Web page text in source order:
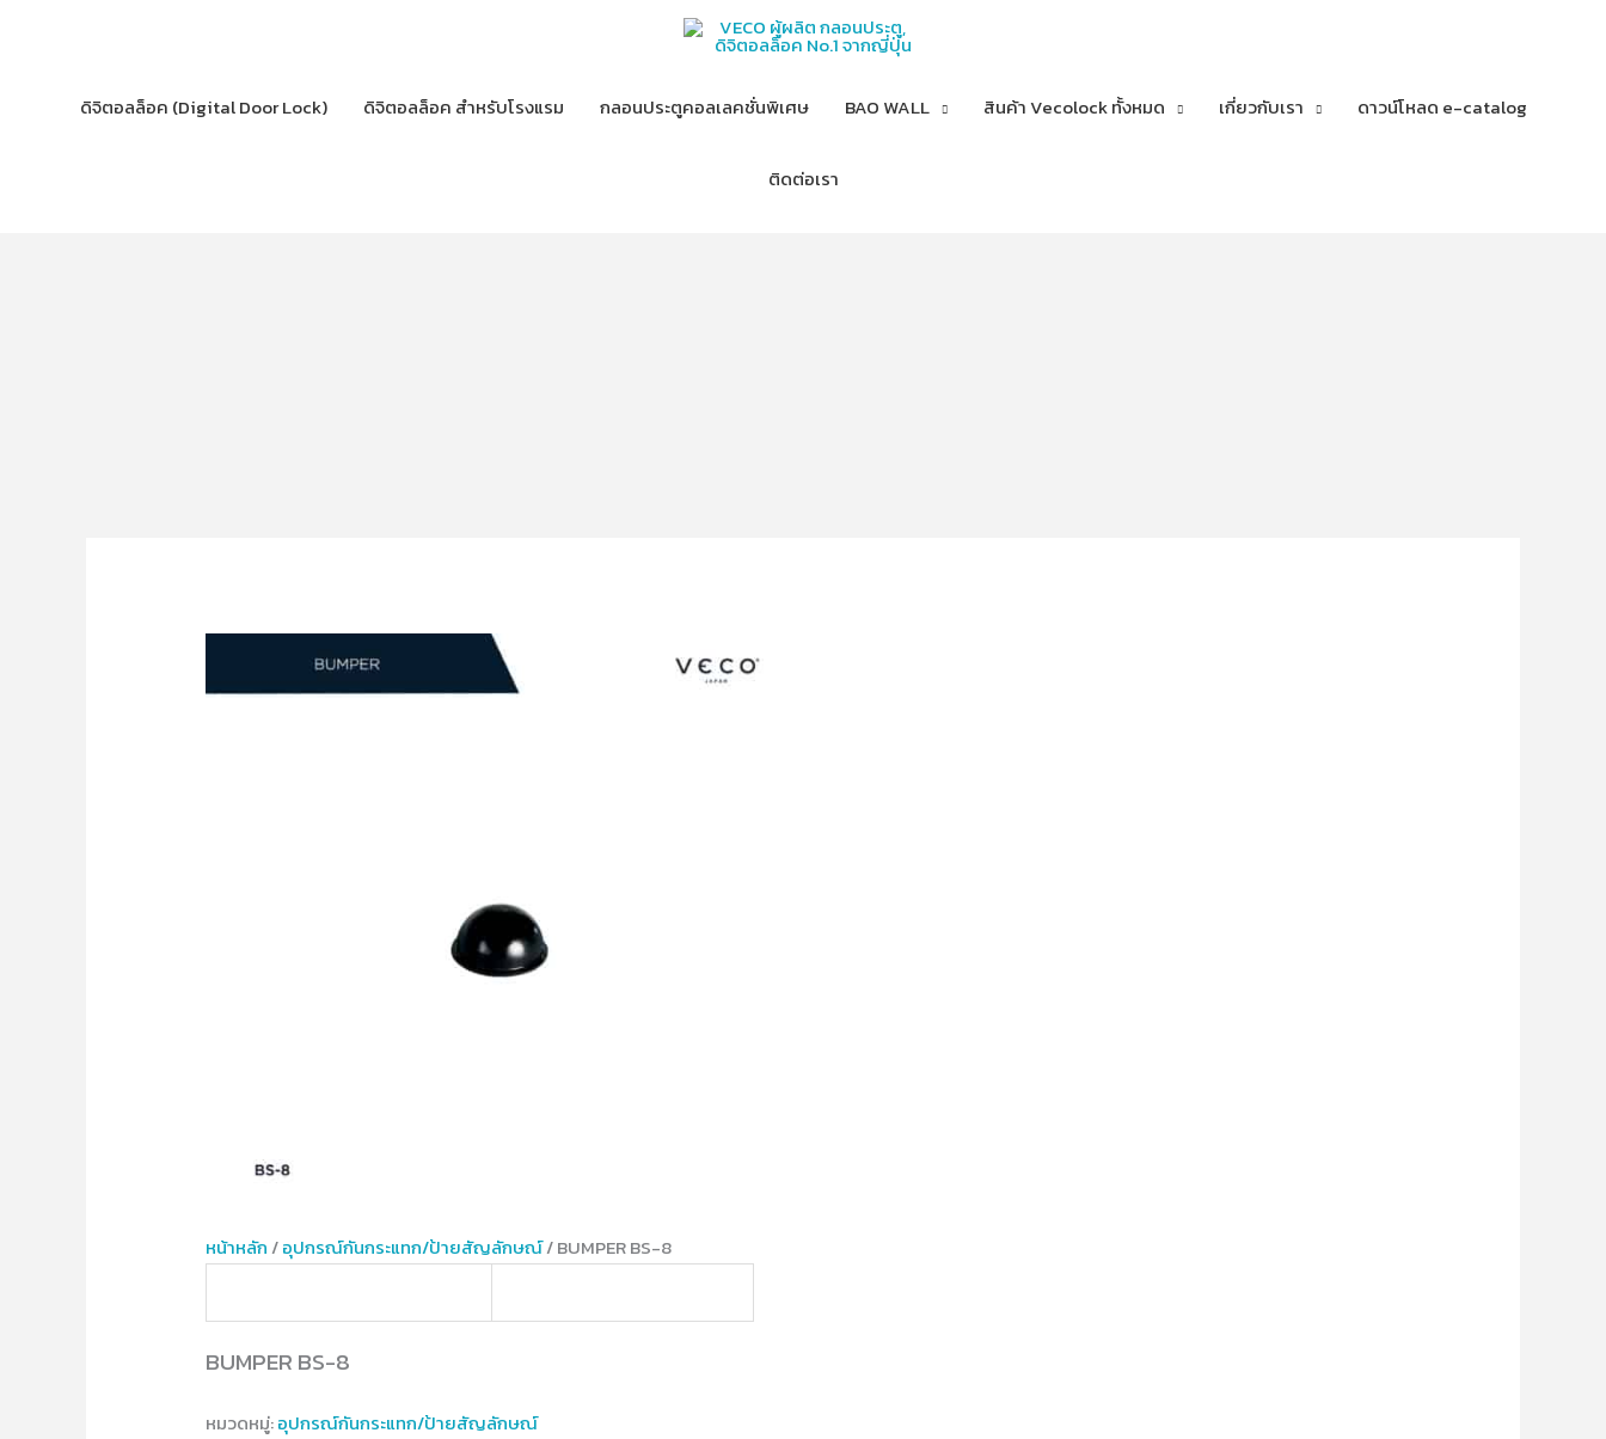
ดิจิตอลล็อค (Digital Door Lock)
ดิจิตอลล็อค สำหรับโรงแรม กลอนประตูคอลเลคชั่นพิเศษ BAO WALL สินค้า Vecolock ทั้งหมด เกี่ยวกับเรา ดาวน์โหลด e-catalog
ติดต่อเรา
หน้าหลัก /อุปกรณ์​กันกระแทก/ป้ายสัญลักษณ์/ BUMPER BS-8
BUMPER BS-8
หมวดหมู่:อุปกรณ์​กันกระแทก/ป้ายสัญลักษณ์